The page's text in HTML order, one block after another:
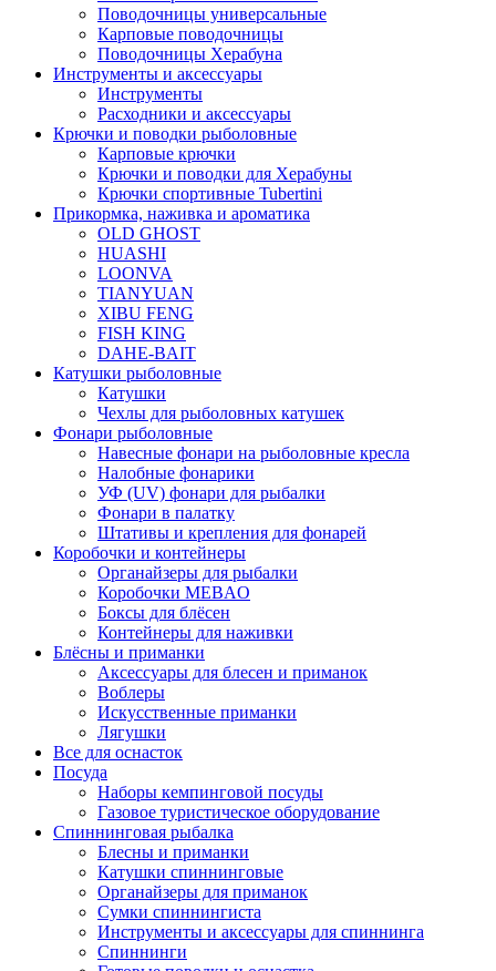
Поводочницы универсальные
Карповые поводочницы
Поводочницы Херабуна
Инструменты и аксессуары
Инструменты
Расходники и аксессуары
Крючки и поводки рыболовные
Карповые крючки
Крючки и поводки для Херабуны
Крючки спортивные Tubertini
Прикормка, наживка и ароматика
OLD GHOST
HUASHI
LOONVA
TIANYUAN
XIBU FENG
FISH KING
DAHE-BAIT
Катушки рыболовные
Катушки
Чехлы для рыболовных катушек
Фонари рыболовные
Навесные фонари на рыболовные кресла
Налобные фонарики
УФ (UV) фонари для рыбалки
Фонари в палатку
Штативы и крепления для фонарей
Коробочки и контейнеры
Органайзеры для рыбалки
Коробочки MEBAO
Боксы для блёсен
Контейнеры для наживки
Блёсны и приманки
Аксессуары для блесен и приманок
Воблеры
Искусственные приманки
Лягушки
Все для оснасток
Посуда
Наборы кемпинговой посуды
Газовое туристическое оборудование
Спиннинговая рыбалка
Блесны и приманки
Катушки спиннинговые
Органайзеры для приманок
Сумки спиннингиста
Инструменты и аксессуары для спиннинга
Спиннинги